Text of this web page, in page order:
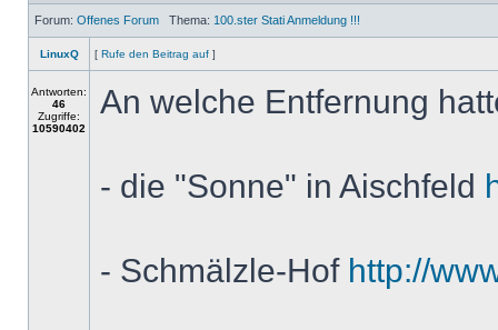
Forum: Offenes Forum Thema: 100.ster Stati Anmeldung !!!
LinuxQ [ Rufe den Beitrag auf ]
Antworten:
46
Zugriffe:
10590402
An welche Entfernung
- die "Sonne" in Aischfeld
- Schmälzle-Hof http://